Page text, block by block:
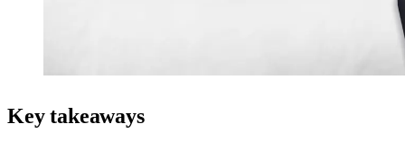
Key takeaways